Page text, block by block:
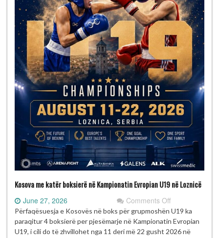
Kosova me katër boksierë në Kampionatin Evropian U19 në Loznicë
June 27, 2026 Comments Offon
Kosova
me
katër
Përfaqësuesja e Kosovës në boks për grupmoshën U19 ka
paraqitur 4 boksierë per pjesëmarje në Kampionatin Evropian
U19, i cili do të zhvillohet nga 11 deri më 22 gusht 2026 në